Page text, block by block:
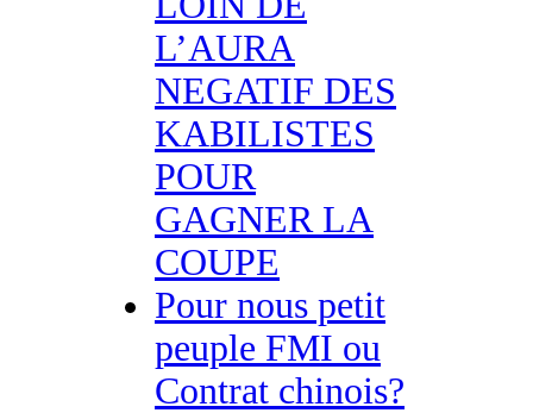
L’AURA
NEGATIF DES
KABILISTES
POUR
GAGNER LA
COUPE
Pour nous petit
peuple FMI ou
Contrat chinois?